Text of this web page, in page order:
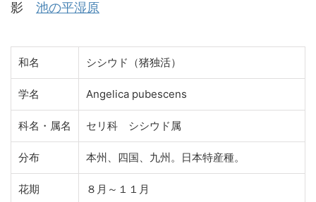
影 池の平湿原
和名 シシウド（猪独活）
学名 Angelica pubescens
科名・属名 セリ科 シシウド属
分布 本州、四国、九州。日本特産種。
花期 ８月～１１月